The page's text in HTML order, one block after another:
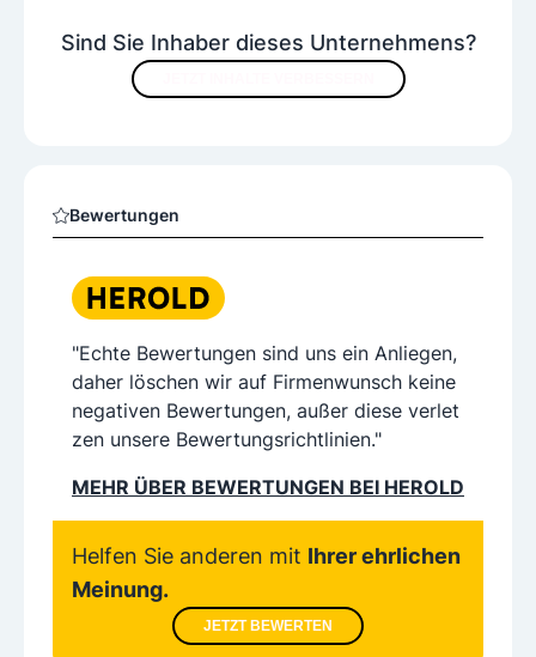
Sind Sie Inhaber dieses Unternehmens?
Bewertungen
"Echte Bewertungen sind uns ein Anliegen,
daher löschen wir auf Firmenwunsch keine
negativen Bewertungen, außer diese verlet
zen unsere Bewertungsrichtlinien."
MEHR ÜBER BEWERTUNGEN BEI HEROLD
Helfen Sie anderen mit Ihrer ehrlichen
Meinung.
JETZT BEWERTEN